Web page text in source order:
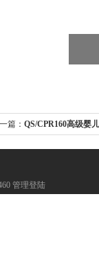
篇： QS/CPR160高级婴
管理登陆